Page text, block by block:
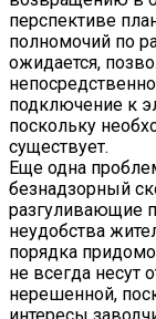
перспективе
полномочий по
ожидается,
подключение к
поскольку
существует.
Еще одна
безнадзорный
разгуливающие
неудобства
порядка
не всегда несут
нерешенной,